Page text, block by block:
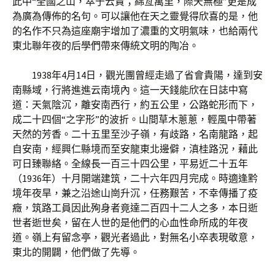
為廣為傳佈的名句。可以讓他在天之靈覺得欣喜的是，他
的名作不只為這座廟宇增加了濃重的文明氣味，也給兩代
東北聯年夜的后學們帶來傳統文明的陶冶。
1938年4月14日，觀光團曾經走過了省會貴陽，達到安
南縣域，行將進進云南境內。這一天錢能欣在日誌中寫
道：天氣陰沉，離安南西行，約五公里，公路蛇形而下，
成二十四個“之字形”的波折。山間草木蔥蔥，輕風中帶著
天然的芳香。二十五里至沙子嶺，有歧路，名南龍路，起
自安南，經興仁縣境而至安龍東北邊僻，滇桂路況，藉此
可日臻聯絡。全線長一百三十四公里，平易近二十五年
（1936年）十月開端建筑，二十六年四月完成。時適逢黔
境年夜旱，兼之沿途山崗升沉，任務艱苦，不幸傳播了疫
癥，筑路工員因此殉身者竟達二百四十二人之多，本日逝
世者逝世矣，留在人世的是他們的心血性命所成的年夜
道。嶺上有留念亭，觀光者過此，對無名小卒表現敬意，
東北的開闢，他們做了先導。